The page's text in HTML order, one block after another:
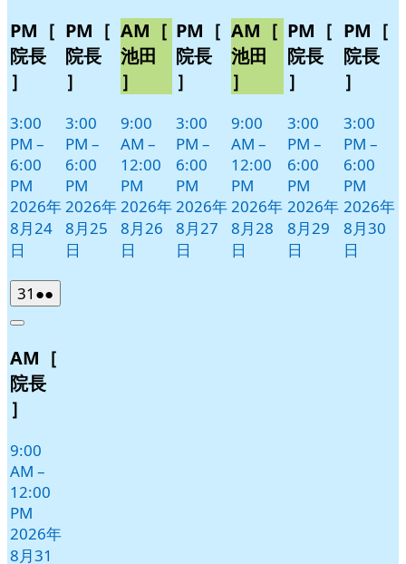
PM［
院長
］
3:00
PM –
6:00
PM
2026年
8月24
日
PM［
院長
］
3:00
PM –
6:00
PM
2026年
8月25
日
AM［
池田
］
9:00
AM –
12:00
PM
2026年
8月26
日
PM［
院長
］
3:00
PM –
6:00
PM
2026年
8月27
日
AM［
池田
］
9:00
AM –
12:00
PM
2026年
8月28
日
PM［
院長
］
3:00
PM –
6:00
PM
2026年
8月29
日
PM［
院長
］
3:00
PM –
6:00
PM
2026年
8月30
日
31 2026
年
月
31
日
●●
件
イ
Close
AM［
院長
］
9:00
AM –
12:00
PM
2026年
8月31